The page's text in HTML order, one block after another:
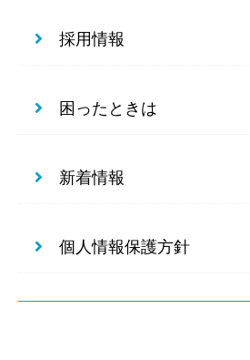
採用情報
困ったときは
新着情報
個人情報保護方針